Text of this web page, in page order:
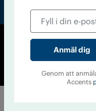
©
Cookiepolicy
Genom att
Accents